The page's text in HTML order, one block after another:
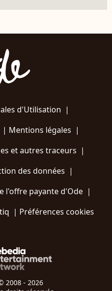
d'Utilisation |
Mentions légales |
et autres traceurs |
des données |
l'offre payante d'Ode |
| Préférences cookies
2008 - 2026